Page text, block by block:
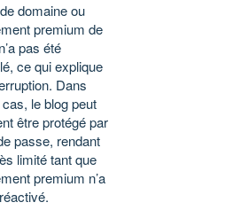
domaine ou
premium de
pas été
ce qui explique
Dans
le blog peut
être protégé par
passe, rendant
limité tant que
premium n’a